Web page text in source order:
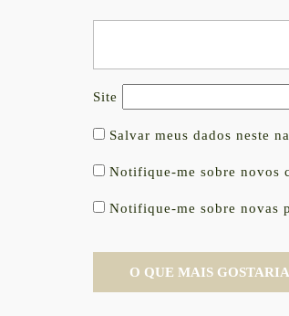
Site
Salvar meus dados neste
Notifique-me sobre novos
Notifique-me sobre novas